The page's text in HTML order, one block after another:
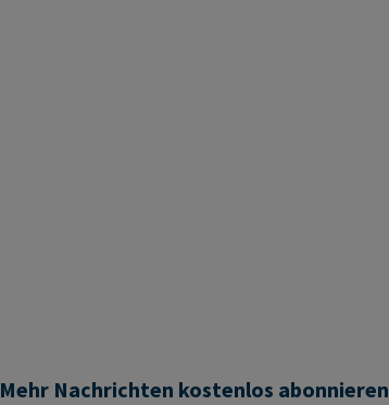
Mehr Nachrichten kostenlos abonnieren